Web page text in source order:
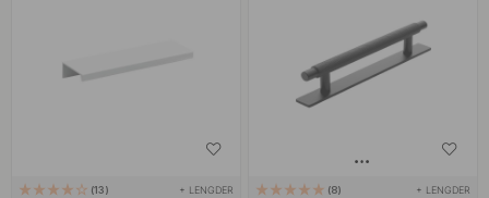
13 + LENGDER 8 + LENGDER